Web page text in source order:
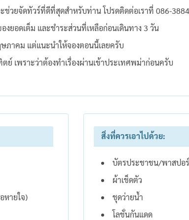
ช่วยจัดทัวร์ที่ดีที่สุดสำหรับท่าน โปรดติดต่อเราที่ 086-
งยอดเต็ม และชำระส่วนที่เหลือก่อนเดินทาง 3 วัน
ภาคม แต่แนะนำให้จองตอนนี้เลยครับ
ย์ เพราะว่าต้องทำเรื่องผ่านเข้าประเทศพม่าก่อนครับ
หายใจ)
สิ่งที่ควรเอาไปด้วย:
บัตรประชาชน/พาสปอ
ผ้าเช็ดตัว
ชุดว่ายน้ำ
โลชั่นกันแดด